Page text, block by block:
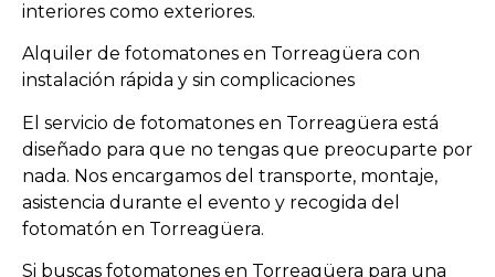
interiores como exteriores.
Alquiler de fotomatones en Torreagüera con
instalación rápida y sin complicaciones
El servicio de fotomatones en Torreagüera está
diseñado para que no tengas que preocuparte por
nada. Nos encargamos del transporte, montaje,
asistencia durante el evento y recogida del
fotomatón en Torreagüera.
Si buscas fotomatones en Torreagüera para una